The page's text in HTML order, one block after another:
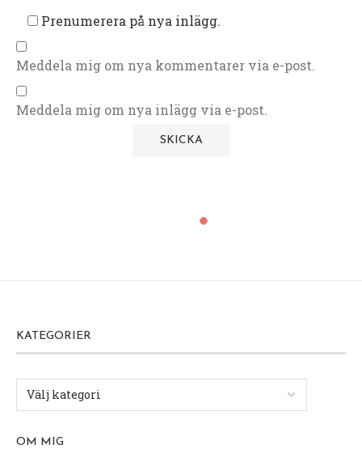
Prenumerera på nya inlägg.
Meddela mig om nya kommentarer via e-post.
Meddela mig om nya inlägg via e-post.
KATEGORIER
OM MIG